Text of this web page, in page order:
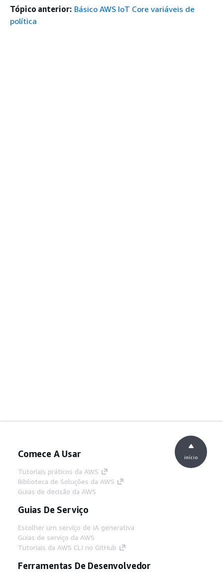
Tópico anterior: Básico AWS IoT Core variáveis de
política
Comece A Usar
Tutoriais práticos da AWS
Biblioteca de Soluções da AWS
Guias de decisão da AWS
Guias De Serviço
Escolher um serviço de IA generativa
Guias de serviço da AWS
Tutoriais da AWS CLI no GitHub
Ferramentas De Desenvolvedor
início